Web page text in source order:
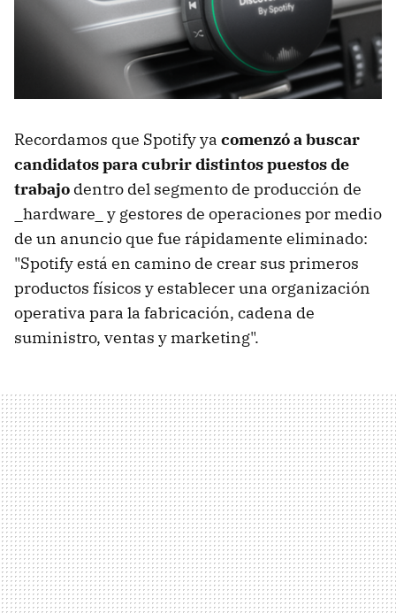
Recordamos que Spotify ya comenzó a buscar
candidatos para cubrir distintos puestos de
trabajo dentro del segmento de producción de
_hardware_ y gestores de operaciones por medio
de un anuncio que fue rápidamente eliminado:
"Spotify está en camino de crear sus primeros
productos físicos y establecer una organización
operativa para la fabricación, cadena de
suministro, ventas y marketing".